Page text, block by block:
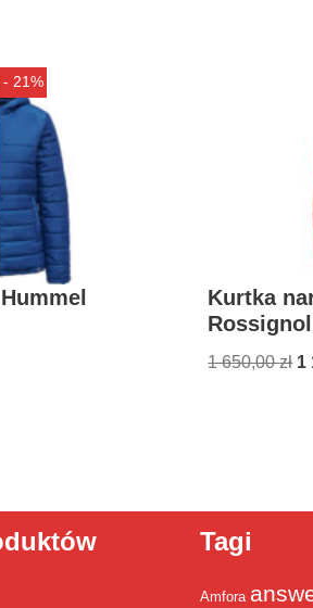
- 21%
Kurtka
1 650,00zł 1
Tagi
Amfora